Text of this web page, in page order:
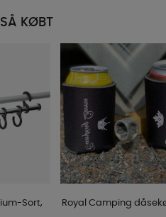
KØBT
Sort,
Royal Camping